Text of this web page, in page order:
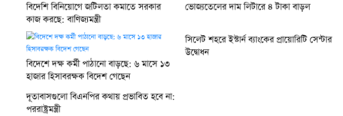
বিদেশি বিনিয়োগে জটিলতা কমাতে সরকার
কাজ করছে: বাণিজ্যমন্ত্রী
ভোজ্যতেলের দাম লিটারে ৪ টাকা বাড়ল
বিদেশে দক্ষ কর্মী পাঠানো বাড়ছে: ৬ মাসে ১৩
হাজার হিসাবরক্ষক বিদেশ গেছেন
সিলেট শহরে ইস্টার্ন ব্যাংকের প্রায়োরিটি সেন্টার
উদ্বোধন
দূতাবাসগুলো বিএনপির কথায় প্রভাবিত হবে না:
পররাষ্ট্রমন্ত্রী